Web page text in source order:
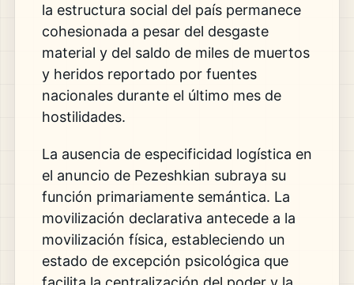
la estructura social del país permanece
cohesionada a pesar del desgaste
material y del saldo de miles de muertos
y heridos reportado por fuentes
nacionales durante el último mes de
hostilidades.
La ausencia de especificidad logística en
el anuncio de Pezeshkian subraya su
función primariamente semántica. La
movilización declarativa antecede a la
movilización física, estableciendo un
estado de excepción psicológica que